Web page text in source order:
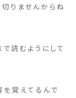
りませんからね
読むようにして
を覚えてるんで